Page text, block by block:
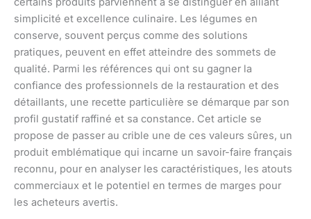
simplicité et excellence culinaire. Les légumes en
conserve, souvent perçus comme des solutions
pratiques, peuvent en effet atteindre des sommets de
qualité. Parmi les références qui ont su gagner la
confiance des professionnels de la restauration et des
détaillants, une recette particulière se démarque par son
profil gustatif raffiné et sa constance. Cet article se
propose de passer au crible une de ces valeurs sûres, un
produit emblématique qui incarne un savoir-faire français
reconnu, pour en analyser les caractéristiques, les atouts
commerciaux et le potentiel en termes de marges pour
les acheteurs avertis.